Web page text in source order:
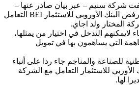
شركة سنيم – عبر بيان صادر عنها –
ماتم تداوله من أنباء عن رفض البنك الأوروبي للاستثمار BEI التعامل
المختار ولد اجاي.
التدخل في اختيار من يمثلها،
التي يساهمون بها في تمويل
للصناعة والمناجم جاء ردا على أنباء
للاستثمار التعامل مع الشركة
لها.